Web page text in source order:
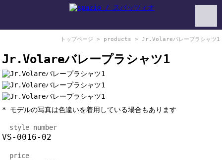
トップページ > products > Jr.Volareバレープラシャツ1
Jr.Volareバレープラシャツ1
* モデルの写真は色違いを着用している場合もあります
style number
VS-0016-02
price